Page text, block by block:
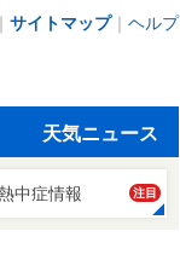
サイトマップ｜ ヘルプ
天気ニュース
中症情報 注目